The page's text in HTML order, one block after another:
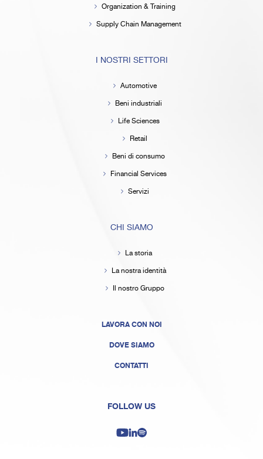
Organization & Training
Supply Chain Management
I NOSTRI SETTORI
Automotive
Beni industriali
Life Sciences
Retail
Beni di consumo
Financial Services
Servizi
CHI SIAMO
La storia
La nostra identità
Il nostro Gruppo
LAVORA CON NOI
DOVE SIAMO
CONTATTI
FOLLOW US